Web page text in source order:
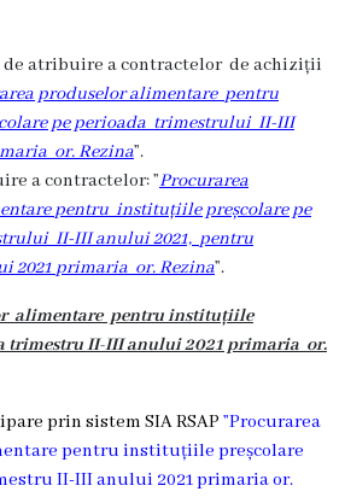
de atribuire a contractelor de achiziții
produselor alimentare pentru
pe perioada trimestrului II-III
or. Rezina”.
a contractelor: ”Procurarea
pentru instituțiile preșcolare pe
II-III anului 2021, pentru
2021 primaria or. Rezina”.
alimentare pentru instituțiile
trimestru II-III anului 2021 primaria or.
prin sistem SIA RSAP ”Procurarea
pentru instituțiile preșcolare
II-III anului 2021 primaria or.